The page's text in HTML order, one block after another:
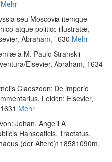
Mehr
seu Moscovia itemque
atque politico illustratæ,
Abraham, 1630 Mehr
a M. Paulo Stranskii
Elsevier, Abraham, 1634
Claeszoon: De imperio
, Leiden: Elsevier,
Mehr
: Johan. Angelii A
Hanseaticis. Tractatus,
(der Ältere)118581090m,